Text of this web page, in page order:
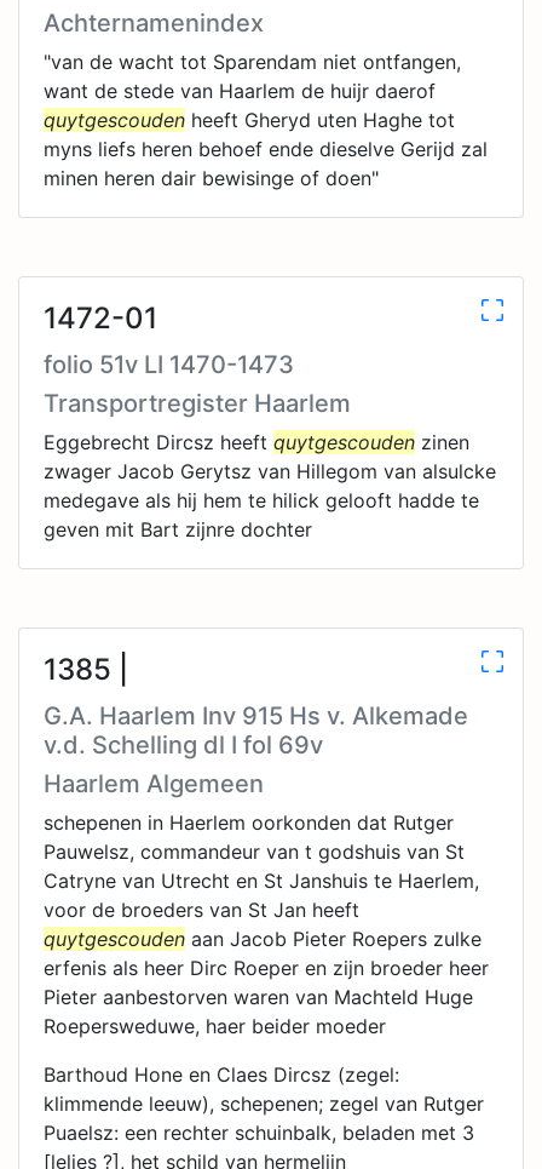
Achternamenindex
"van de wacht tot Sparendam niet ontfangen,
want de stede van Haarlem de huijr daerof
quytgescouden heeft Gheryd uten Haghe tot
myns liefs heren behoef ende dieselve Gerijd zal
minen heren dair bewisinge of doen"
1472-01
folio 51v LI 1470-1473
Transportregister Haarlem
Eggebrecht Dircsz heeft quytgescouden zinen
zwager Jacob Gerytsz van Hillegom van alsulcke
medegave als hij hem te hilick gelooft hadde te
geven mit Bart zijnre dochter
1385 |
G.A. Haarlem Inv 915 Hs v. Alkemade
v.d. Schelling dl I fol 69v
Haarlem Algemeen
schepenen in Haerlem oorkonden dat Rutger
Pauwelsz, commandeur van t godshuis van St
Catryne van Utrecht en St Janshuis te Haerlem,
voor de broeders van St Jan heeft
quytgescouden aan Jacob Pieter Roepers zulke
erfenis als heer Dirc Roeper en zijn broeder heer
Pieter aanbestorven waren van Machteld Huge
Roepersweduwe, haer beider moeder
Barthoud Hone en Claes Dircsz (zegel:
klimmende leeuw), schepenen; zegel van Rutger
Puaelsz: een rechter schuinbalk, beladen met 3
[lelies ?], het schild van hermelijn